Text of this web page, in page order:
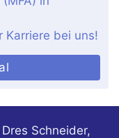
Karriere bei uns!
Schneider,